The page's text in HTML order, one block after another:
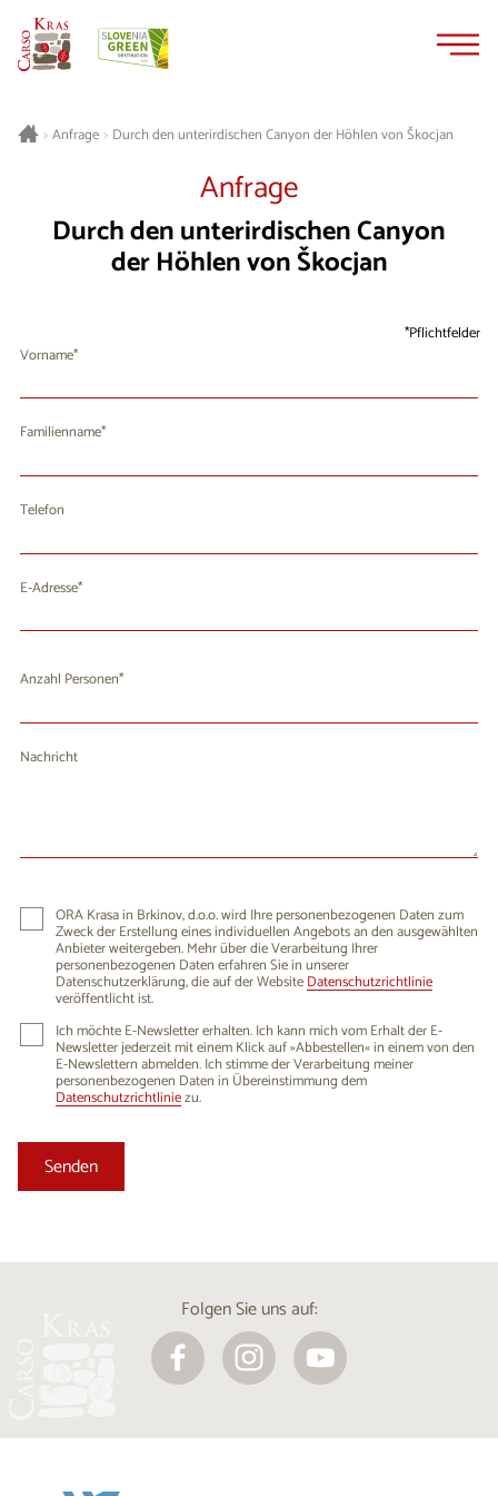
>Anfrage> Durch den unterirdischen Canyon der Höhlen von Škocjan
Anfrage
Durch den unterirdischen Canyon
der Höhlen von Škocjan
Pflichtfelder
Vorname
Familienname
Telefon
E-Adresse
Anzahl Personen
Nachricht
ORA Krasa in Brkinov, d.o.o. wird Ihre personenbezogenen Daten zum
Zweck der Erstellung eines individuellen Angebots an den ausgewählten
Anbieter weitergeben. Mehr über die Verarbeitung Ihrer
personenbezogenen Daten erfahren Sie in unserer
Datenschutzerklärung, die auf der WebsiteDatenschutzrichtlinie
veröffentlicht ist.
Ich möchte E-Newsletter erhalten. Ich kann mich vom Erhalt der E-
Newsletter jederzeit mit einem Klick auf »Abbestellen« in einem von den
E-Newslettern abmelden. Ich stimme der Verarbeitung meiner
personenbezogenen Daten in Übereinstimmung dem
Datenschutzrichtliniezu.
Folgen Sie uns auf: